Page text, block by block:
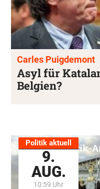
Carles Puigdemont
Asyl für
Belgien?
Politik aktuell
9.
AUG.
10:59 Uhr
Alle Politik-